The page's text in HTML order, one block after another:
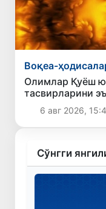
Воқеа-
Олимлар Қуёш
тасвирларини
6 авг 2026,
Сўнгги